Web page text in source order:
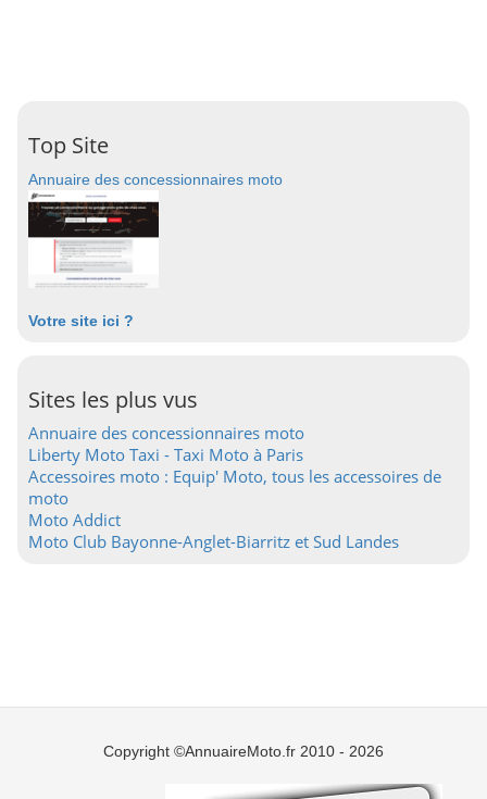
Top Site
Annuaire des concessionnaires moto
Votre site ici ?
Sites les plus vus
Annuaire des concessionnaires moto
Liberty Moto Taxi - Taxi Moto à Paris
Accessoires moto : Equip' Moto, tous les accessoires de
moto
Moto Addict
Moto Club Bayonne-Anglet-Biarritz et Sud Landes
Copyright ©AnnuaireMoto.fr 2010 - 2026